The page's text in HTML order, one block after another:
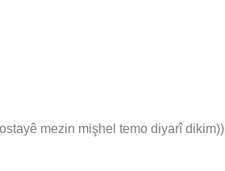
mezin mişhel temo diyarî dikim))